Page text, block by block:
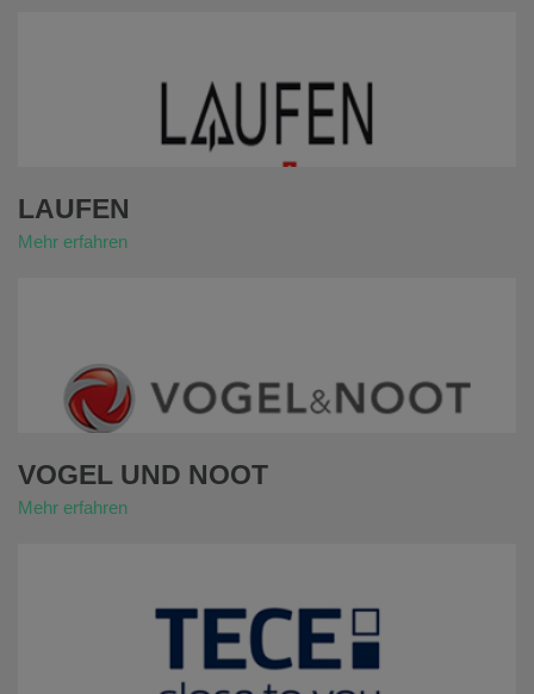
LAUFEN
Mehr erfahren
VOGEL UND NOOT
Mehr erfahren